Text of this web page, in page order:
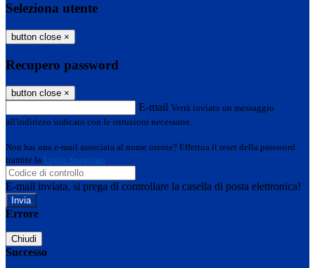
Seleziona utente
button close ×
Recupero password
button close ×
E-mail Verrà inviato un messaggio
all'indirizzo indicato con le istruzioni necessarie.
Non hai una e-mail associata al nome utente? Effettua il reset della password
tramite la Login Spaggiari
E-mail inviata, si prega di controllare la casella di posta elettronica!
Errore
Chiudi
Successo